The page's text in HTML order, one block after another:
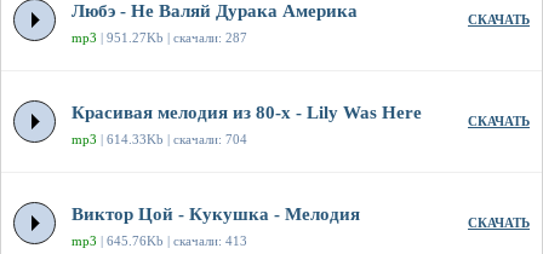
Любэ - Не Валяй Дурака Америка
mp3 | 951.27Kb | скачали: 287
СКАЧАТЬ
Красивая мелодия из 80-х - Lily Was Here
mp3 | 614.33Kb | скачали: 704
СКАЧАТЬ
Виктор Цой - Кукушка - Мелодия
mp3 | 645.76Kb | скачали: 413
СКАЧАТЬ